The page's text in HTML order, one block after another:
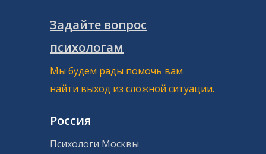
Задайте вопрос
психологам
Мы будем рады помочь вам
найти выход из сложной ситуации.
Россия
Психологи Москвы